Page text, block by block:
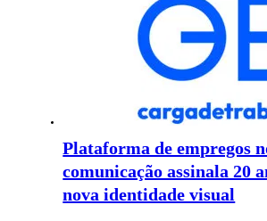
Plataforma de empregos
comunicação assinala 20
nova identidade visual